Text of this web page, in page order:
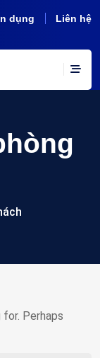
dụng Liên hệ
for. Perhaps